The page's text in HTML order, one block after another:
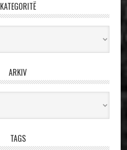
KATEGORITË
ARKIV
TAGS